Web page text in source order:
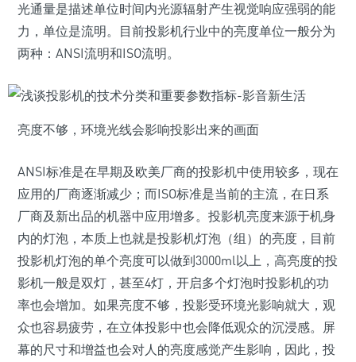
光通量是描述单位时间内光源辐射产生视觉响应强弱的能
力，单位是流明。目前投影机行业中的亮度单位一般分为
两种：ANSI流明和ISO流明。
亮度不够，环境光线会影响投影出来的画面
ANSI标准是在早期及欧美厂商的投影机中使用较多，现在
应用的厂商逐渐减少；而ISO标准是当前的主流，在日系
厂商及新出品的机器中应用增多。投影机亮度来源于机身
内的灯泡，本质上也就是投影机灯泡（组）的亮度，目前
投影机灯泡的单个亮度可以做到3000ml以上，高亮度的投
影机一般是双灯，甚至4灯，开启多个灯泡时投影机的功
率也会增加。如果亮度不够，投影受环境光影响就大，观
众也容易疲劳，在立体投影中也会降低观众的沉浸感。屏
幕的尺寸和增益也会对人的亮度感觉产生影响，因此，投